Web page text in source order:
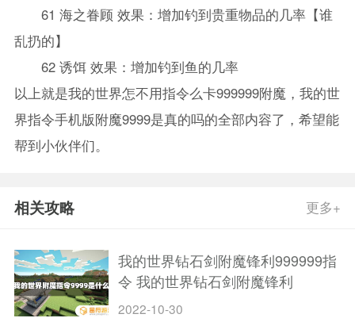
61 海之眷顾 效果：增加钓到贵重物品的几率【谁
乱扔的】
62 诱饵 效果：增加钓到鱼的几率
以上就是我的世界怎不用指令么卡999999附魔，我的世
界指令手机版附魔9999是真的吗的全部内容了，希望能
帮到小伙伴们。
相关攻略 更多+
我的世界钻石剑附魔锋利999999指
令 我的世界钻石剑附魔锋利
999999指令手机版
2022-10-30